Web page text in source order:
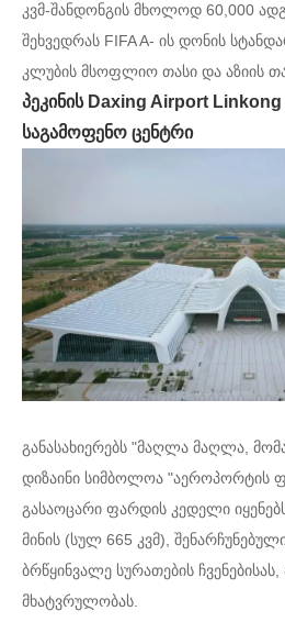
კვმ-შანდონგის მხოლოდ 60,000
შეხვედრას FIFA A- ის დონის
კლუბის მსოფლიო თასი და აზიის
პეკინის Daxing Airport Linkong
საგამოფენო ცენტრი
განასახიერებს "მაღლა მაღლა,
დიზაინი სიმბოლოა "აეროპორტის
გასაოცარი ფარდის კედელი
მინის (სულ 665 კვმ),
ბრწყინვალე სურათების
მხატვრულობას.